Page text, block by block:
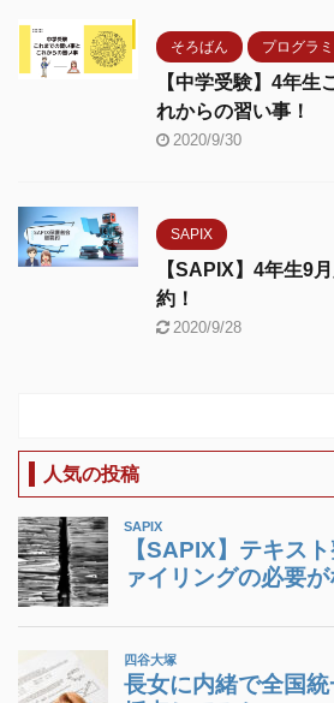
そろばん プログラ
【中学受験】4年生
れからの習い事！
2020/9/30
SAPIX
【SAPIX】4年生9
約！
2020/9/28
人気の投稿